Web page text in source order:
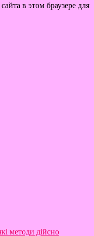
в этом браузере для
методи дійсно